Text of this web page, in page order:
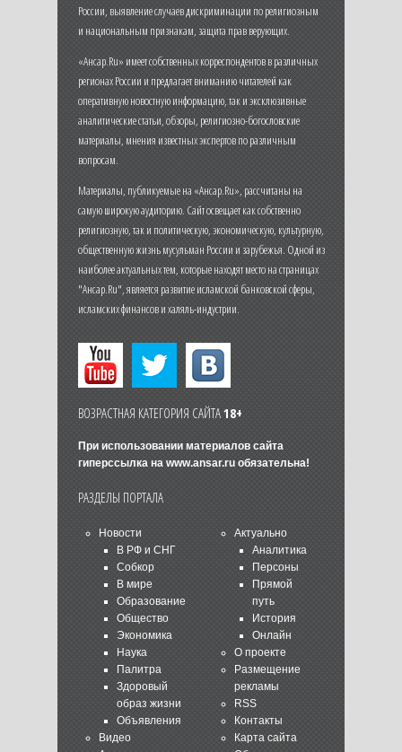
России, выявление случаев дискриминации по религиозным
и национальным признакам, защита прав верующих.
«Ансар.Ru» имеет собственных корреспондентов в различных
регионах России и предлагает вниманию читателей как
оперативную новостную информацию, так и эксклюзивные
аналитические статьи, обзоры, религиозно-богословские
материалы, мнения известных экспертов по различным
вопросам.
Материалы, публикуемые на «Ансар.Ru», рассчитаны на
самую широкую аудиторию. Сайт освещает как собственно
религиозную, так и политическую, экономическую, культурную,
общественную жизнь мусульман России и зарубежья. Одной из
наиболее актуальных тем, которые находят место на страницах
"Ансар.Ru", является развитие исламской банковской сферы,
исламских финансов и халяль-индустрии.
ВОЗРАСТНАЯ КАТЕГОРИЯ САЙТА18+
При использовании материалов сайта
гиперссылка на www.ansar.ruобязательна!
РАЗДЕЛЫ ПОРТАЛА
Новости
В РФ и СНГ
Собкор
В мире
Образование
Общество
Экономика
Наука
Палитра
Здоровый
образ жизни
Объявления
Видео
Актуально
Аналитика
Персоны
Прямой
путь
История
Онлайн
О проекте
Размещение
рекламы
RSS
Контакты
Карта сайта